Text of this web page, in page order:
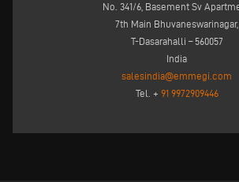
No. 341/6, Basement Sv
7th Main Bhuvaneswarinagar,
T-Dasarahalli – 560057
India
salesindia@emmegi.com
Tel. + 91 9972909446